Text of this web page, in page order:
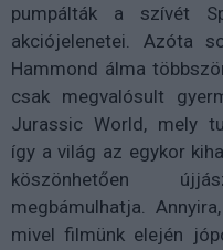
pumpálták a szívét
akciójelenetei. Azóta
Hammond álma
csak megvalósult
Jurassic World, mely
így a világ az egykor
köszönhetően
megbámulhatja.
mivel filmünk elején